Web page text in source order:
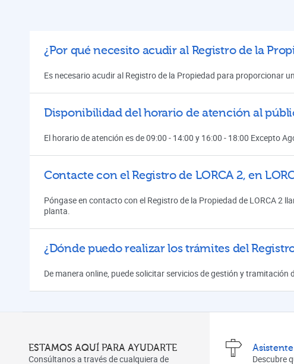
¿Por qué necesito acudir al Registro de la
Es necesario acudir al Registro de la Propiedad para proporcionar
Disponibilidad del horario de atención al
El horario de atención es de 09:00 - 14:00 y 16:00 - 18:00 Excepto
Contacte con el Registro de LORCA 2, en
Póngase en contacto con el Registro de la Propiedad de LORCA 2
planta.
¿Dónde puedo realizar los trámites del
De manera online, puede solicitar servicios de gestión y
ESTAMOS AQUÍ PARA AYUDARTE
Consúltanos a través de cualquiera de Descubre